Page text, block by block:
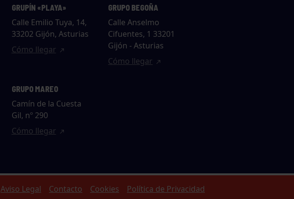
GRUPÍN «PLAYA»
Calle Emilio Tuya, 14,
33202 Gijón, Asturias
Cómo llegar
GRUPO BEGOÑA
Calle Anselmo
Cifuentes, 1 33201
Gijón - Asturias
Cómo llegar
GRUPO MAREO
Camín de la Cuesta
Gil, nº 290
Cómo llegar
Aviso Legal Contacto Cookies Política de Privacidad